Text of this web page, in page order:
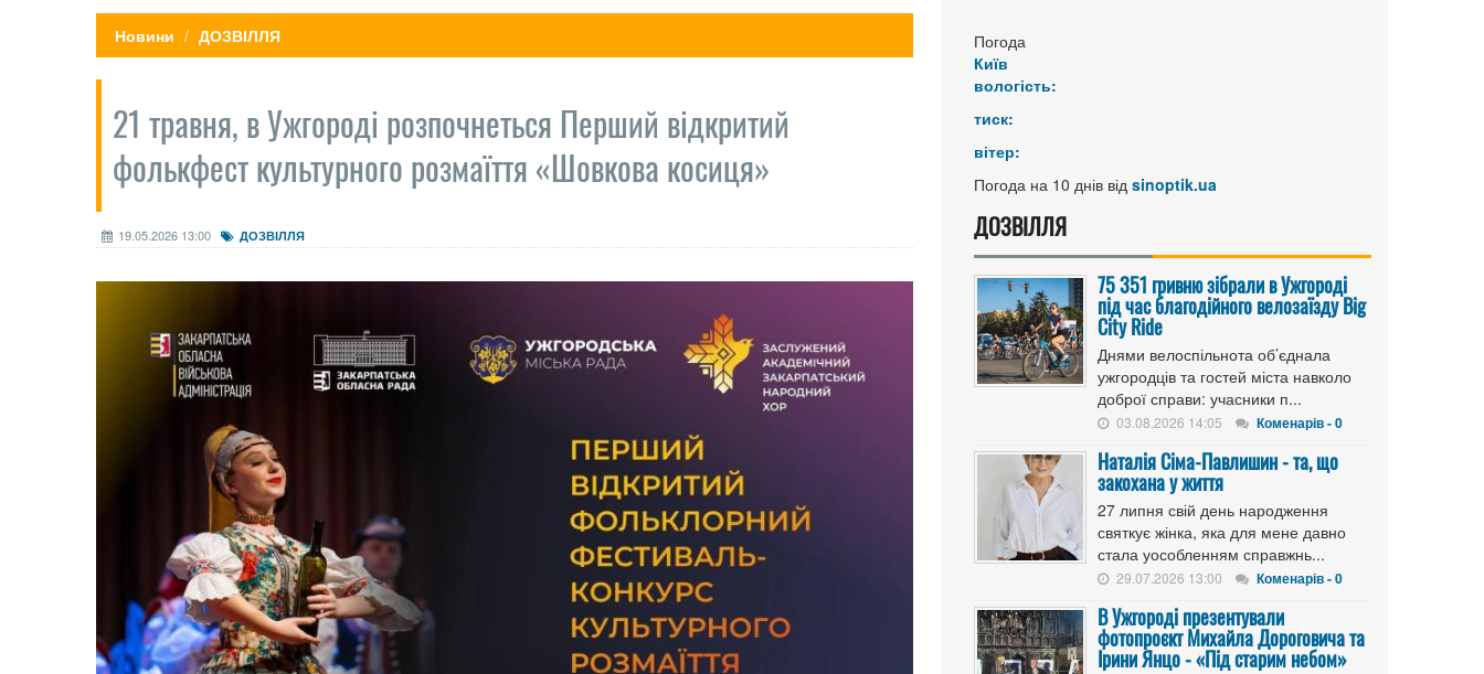
Новини ДОЗВІЛЛЯ
21 травня, в Ужгороді розпочнеться Перший відкритий
фолькфест культурного розмаїття «Шовкова косиця»
19.05.2026 13:00 ДОЗВІЛЛЯ
Погода
Київ
вологість:
тиск:
вітер:
Погода на 10 днів від sinoptik.ua
ДОЗВІЛЛЯ
75 351 гривню зібрали в Ужгороді
під час благодійного велозаїзду Big
Сity Ride
Днями велоспільнота об’єднала
ужгородців та гостей міста навколо
доброї справи: учасники п...
03.08.2026 14:05 Коменарів - 0
Наталія Сіма-Павлишин - та, що
закохана у життя
27 липня свій день народження
святкує жінка, яка для мене давно
стала уособленням справжнь...
29.07.2026 13:00 Коменарів - 0
В Ужгороді презентували
фотопроєкт Михайла Дороговича та
Ірини Янцо - «Під старим небом»